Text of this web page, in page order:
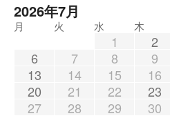
2026年7月
月 火 水 木
1 2
6
7 8 9
13
14 15 16
20
21 22 23
27
28 29 30